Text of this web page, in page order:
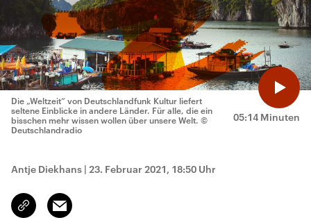
05:14 Minuten
Die „Weltzeit“ von Deutschlandfunk Kultur liefert
seltene Einblicke in andere Länder. Für alle, die ein
bisschen mehr wissen wollen über unsere Welt. ©
Deutschlandradio
Antje Diekhans | 23. Februar 2021, 18:50 Uhr
Link
kopieren/teilen
Email